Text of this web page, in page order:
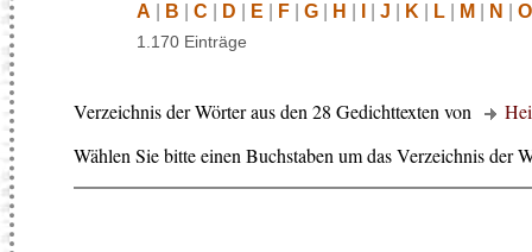
A B C D E F G H J K L M N O
1.170 Einträge
Verzeichnis der Wörter aus den 28 Gedichttexten von
Wählen Sie bitte einen Buchstaben um das Verzeichnis der